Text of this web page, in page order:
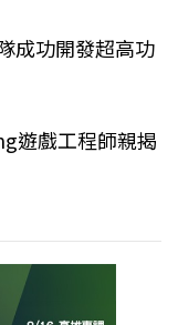
成功開發超高功
遊戲工程師親揭